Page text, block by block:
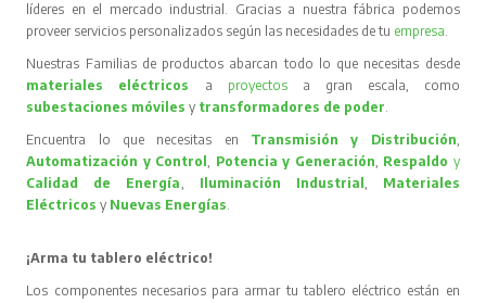
líderes en el mercado industrial. Gracias a nuestra fábrica podemos
proveer servicios personalizados según las necesidades de tu empresa.
Nuestras Familias de productos abarcan todo lo que necesitas desde
materiales eléctricos
a proyectos
a gran escala, como
subestaciones móvilesy transformadores de poder.
Encuentra lo que necesitas en Transmisión y Distribución,
Automatización y Control, Potencia y Generación, Respaldo y
Calidad de Energía, Iluminación Industrial , Materiales
Eléctricos y Nuevas Energías.
¡Arma tu tablero eléctrico!
Los componentes necesarios para armar tu tablero eléctrico están en